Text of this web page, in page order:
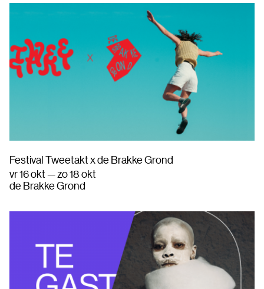
Festival Tweetakt x de Brakke Grond
vr 16 okt — zo 18 okt
de Brakke Grond